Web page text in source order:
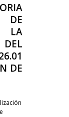
DE
LA
DE